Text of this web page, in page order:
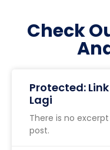
Check
Protected:
Lagi
There is no
post.